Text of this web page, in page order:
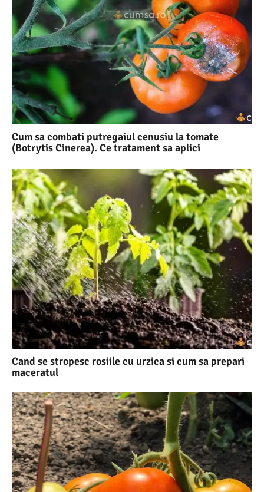
Cum sa combati putregaiul cenusiu la tomate
(Botrytis Cinerea). Ce tratament sa aplici
Cand se stropesc rosiile cu urzica si cum sa prepari
maceratul